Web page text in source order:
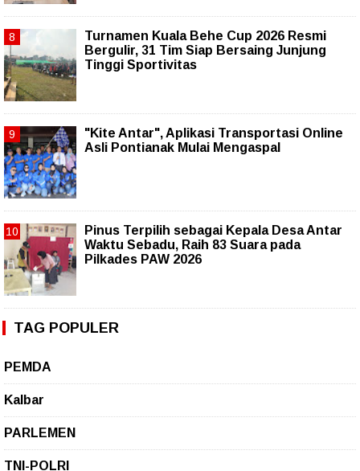
Turnamen Kuala Behe Cup 2026 Resmi
Bergulir, 31 Tim Siap Bersaing Junjung
Tinggi Sportivitas
"Kite Antar", Aplikasi Transportasi Online
Asli Pontianak Mulai Mengaspal
Pinus Terpilih sebagai Kepala Desa Antar
Waktu Sebadu, Raih 83 Suara pada
Pilkades PAW 2026
TAG POPULER
PEMDA
Kalbar
PARLEMEN
TNI-POLRI